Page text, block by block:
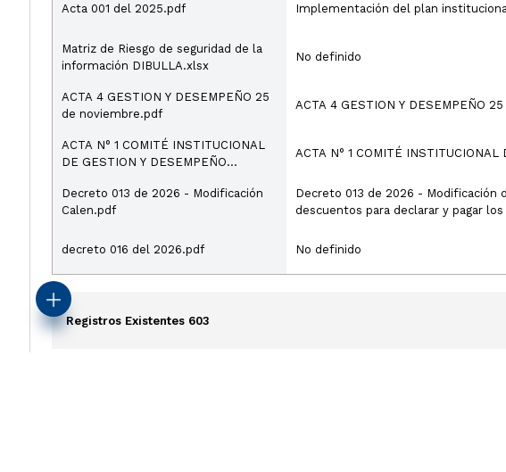
Acta 001 del 2025.pdf Implementación del plan
Matriz de Riesgo de seguridad de la
información DIBULLA.xlsx
No definido
ACTA 4 GESTION Y DESEMPEÑO 25
de noviembre.pdf
ACTA 4 GESTION Y DESEMPEÑO
ACTA N° 1 COMITÉ INSTITUCIONAL
DE GESTION Y DESEMPEÑO
Decreto 013 de 2026 - Modificación
Calen.pdf
Decreto 013 de 2026 - Modificación del decreto
descuentos para declarar y pagar
decreto 016 del 2026.pdf No definido
Registros Existentes 603